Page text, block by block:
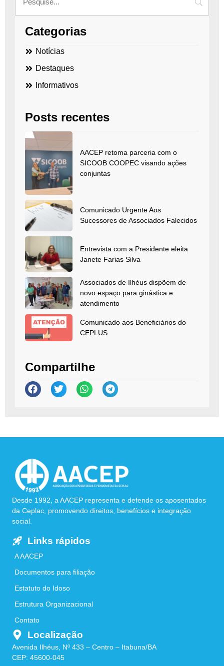
Categorias
Notícias
Destaques
Informativos
Posts recentes
AACEP retoma parceria com o
SICOOB COOPEC visando ações
conjuntas
Comunicado Urgente Aos
Sucessores de Associados Falecidos
Entrevista com a Presidente eleita
Janete Farias Silva
Associados de Ilhéus dispõem de
novo espaço para ginástica e
atendimento
Comunicado aos Beneficiários do
CEPLUS
Compartilhe
Desde 1992, a AACEP representa e defende os aposentados
da Ceplac, promovendo direitos, benefícios e integração
social.
Links rápidos
A AACEP
Documentos para filiação
Estatuto do Idoso
Estrutura Organizacional
Contato
Localização
Avenida Ilhéus, Nº 433 – Centro – Itabuna/BA
CEP: 45600-045